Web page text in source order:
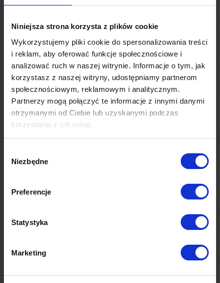
Niniejsza strona korzysta z plików cookie
Wykorzystujemy pliki cookie do spersonalizowania treści
i reklam, aby oferować funkcje społecznościowe i
analizować ruch w naszej witrynie. Informacje o tym, jak
korzystasz z naszej witryny, udostępniamy partnerom
społecznościowym, reklamowym i analitycznym.
Partnerzy mogą połączyć te informacje z innymi danymi
otrzymanymi od Ciebie lub uzyskanymi podczas
korzystania z ich usług.
zgody
Niezbędne
Preferencje
Statystyka
Marketing
Czy w wypożyczalni będzie dostępny sprzęt
dla małego dziecka?
Czy w ośrodku funkcjonuje serwis narciarski
lub snowboardowy?
Dlaczego stok nie jest naśnieżany?
czy są przygotowane przeszkody dla
freestylowców?
Gdzie można pojeździć na sankach?
Dlaczego ratrak nie wyjeżdża na stok